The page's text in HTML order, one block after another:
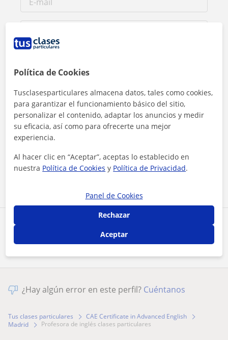
Comparte a este profesor
Al hacer clic, aceptas nuestro
Contactar ahora
¿Hay algún error en este perfil? Cuéntanos
Tus clases particulares
CAE Certificate in Advanced English
Madrid
profesora de inglés clases particulares
Política de Cookies
Tusclasesparticulares almacena datos, tales como cookies,
para garantizar el funcionamiento básico del sitio,
personalizar el contenido, adaptar los anuncios y medir
su eficacia, así como para ofrecerte una mejor
experiencia.
Al hacer clic en “Aceptar”, aceptas lo establecido en
nuestra Política de Cookies y Política de Privacidad.
Panel de Cookies
Rechazar
Aceptar